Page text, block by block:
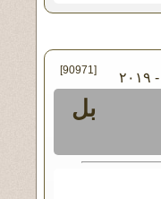
في الخميس ٠٦ - يونيو - ٢٠١٩ [90971]
بل